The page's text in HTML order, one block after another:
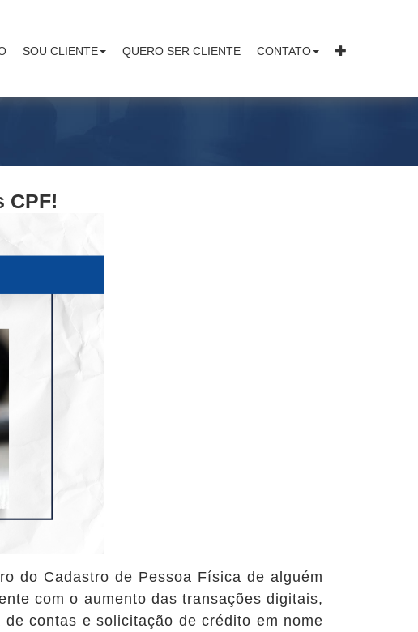
SOU CLIENTE QUERO SER CLIENTE CONTATO
CPF!
do Cadastro de Pessoa Física de alguém
com o aumento das transações digitais,
contas e solicitação de crédito em nome